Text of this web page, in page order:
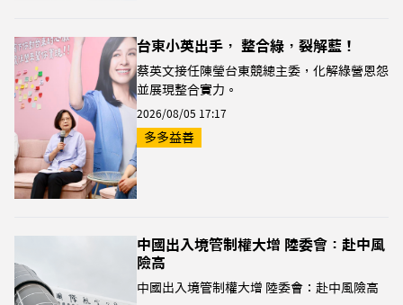
台東小英出手， 整合綠，裂解藍！
蔡英文接任陳瑩台東競總主委，化解綠營恩怨
並展現整合實力。
2026/08/05 17:17
多多益善
中國出入境管制權大增 陸委會：赴中風
險高
中國出入境管制權大增 陸委會：赴中風險高